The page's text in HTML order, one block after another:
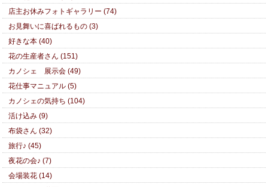
店主お休みフォトギャラリー (74)
お見舞いに喜ばれるもの (3)
好きな本 (40)
花の生産者さん (151)
カノシェ 展示会 (49)
花仕事マニュアル (5)
カノシェの気持ち (104)
活け込み (9)
布袋さん (32)
旅行♪ (45)
夜花の会♪ (7)
会場装花 (14)